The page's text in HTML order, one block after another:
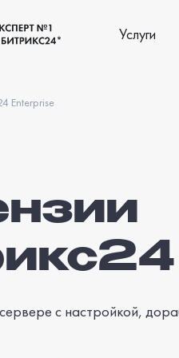
Услуги
Enterprise
с настройкой,